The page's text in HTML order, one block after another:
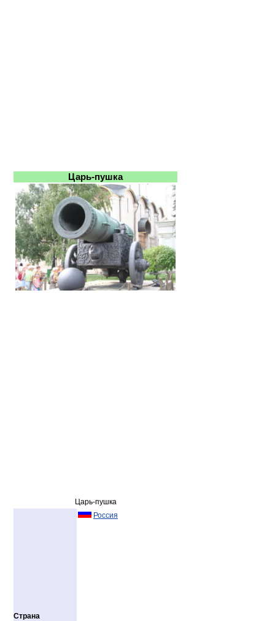
Царь-пушка
Царь-пушка
Страна
Россия